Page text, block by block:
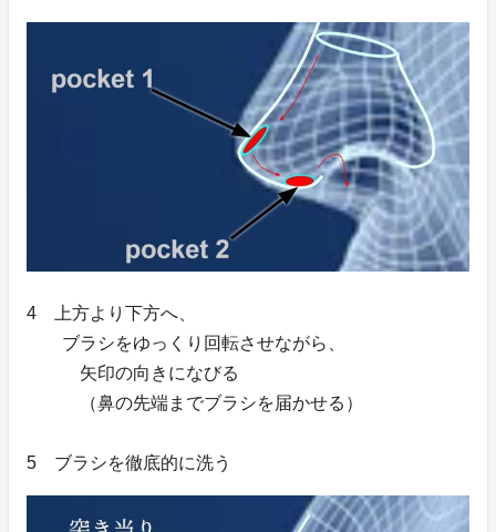
4 上方より下方へ、
ブラシをゆっくり回転させながら、
矢印の向きになびる
（鼻の先端までブラシを届かせる）
5 ブラシを徹底的に洗う